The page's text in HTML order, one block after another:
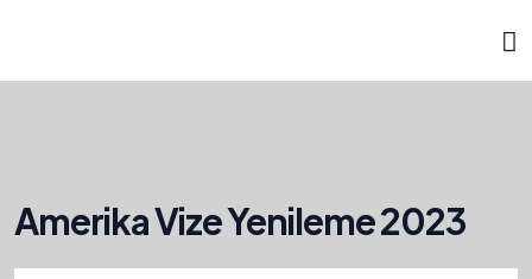
Amerika Vize Yenileme 2023